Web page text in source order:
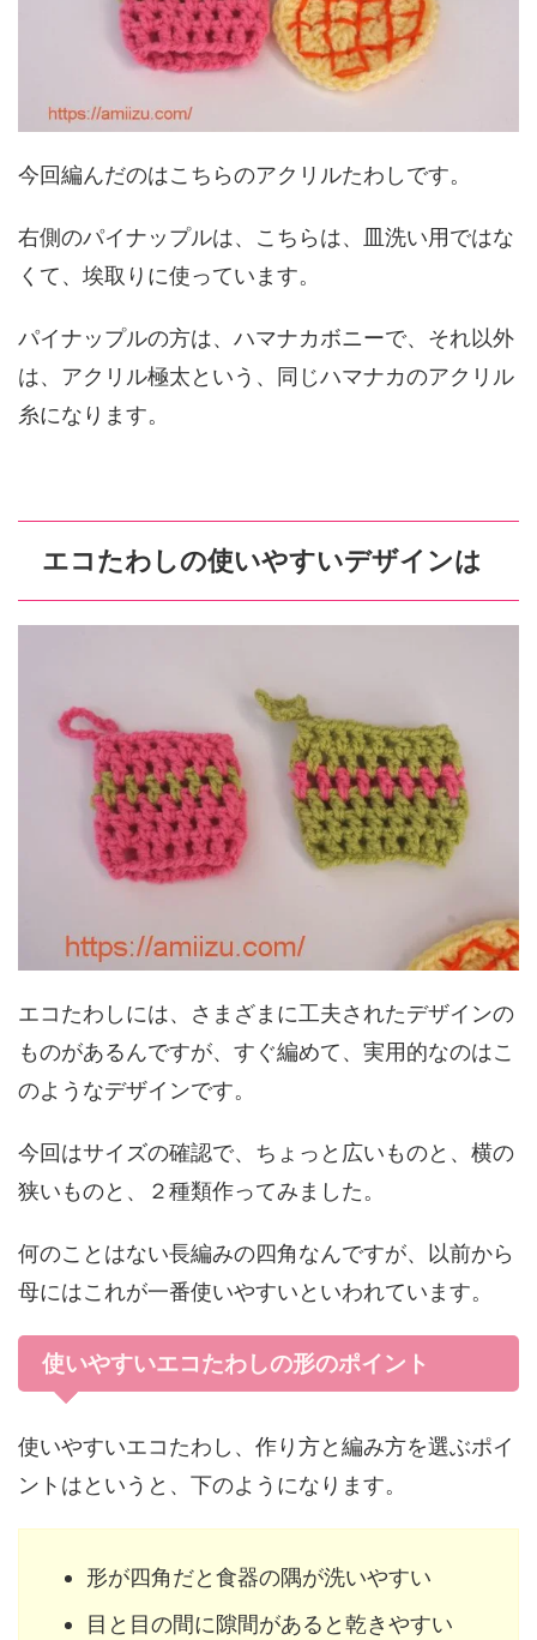
今回編んだのはこちらのアクリルたわしです。
右側のパイナップルは、こちらは、皿洗い用ではな
くて、埃取りに使っています。
パイナップルの方は、ハマナカボニーで、それ以外
は、アクリル極太という、同じハマナカのアクリル
糸になります。
エコたわしの使いやすいデザインは
エコたわしには、さまざまに工夫されたデザインの
ものがあるんですが、すぐ編めて、実用的なのはこ
のようなデザインです。
今回はサイズの確認で、ちょっと広いものと、横の
狭いものと、２種類作ってみました。
何のことはない長編みの四角なんですが、以前から
母にはこれが一番使いやすいといわれています。
使いやすいエコたわしの形のポイント
使いやすいエコたわし、作り方と編み方を選ぶポイ
ントはというと、下のようになります。
形が四角だと食器の隅が洗いやすい
目と目の間に隙間があると乾きやすい